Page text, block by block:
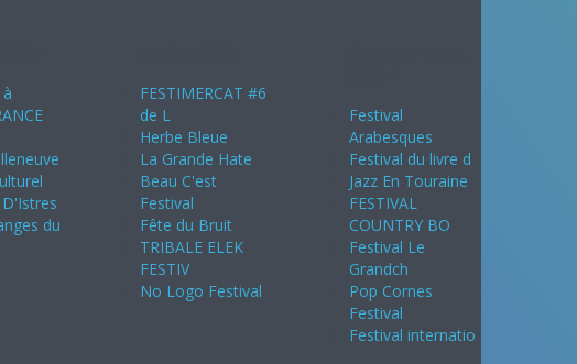
du
FESTIMERCAT #6
de L
Herbe Bleue
La Grande Hate
Beau C'est
Festival
Fête du Bruit
TRIBALE ELEK
FESTIV
No Logo Festival
Festival
Arabesques
Festival du livre d
Jazz En Touraine
FESTIVAL
COUNTRY BO
Festival Le
Grandch
Pop Cornes
Festival
Festival internatio